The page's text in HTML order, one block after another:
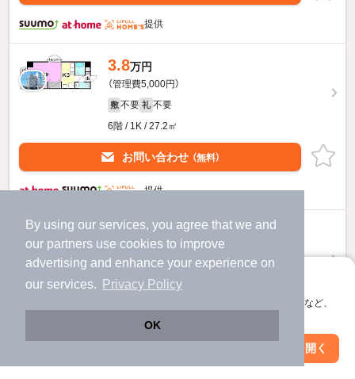
By using our services, you agree that we and
our partners use cookies to improve
advertising and enhance your experience on
our services.
Privacy Policy
OK
アプリに切り替えて、サクサクお部屋探し
会員登録なしですぐ使える。マップ検索やお気に入り保存など、
アプリを開く
提供
3.8万円
（管理費5,000円）
敷 不要 礼 不要
6階 / 1K / 27.2㎡
お問い合わせ （無料）
提供
3.4万円
（管理費5,000円）
不要
2階 / 1K / 27.2㎡
お問い合わせ
絞り込み条件を変更